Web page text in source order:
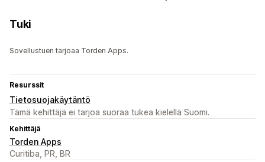
Tuki
Sovellustuen tarjoaa Torden Apps.
Resurssit
Tietosuojakäytäntö
Tämä kehittäjä ei tarjoa suoraa tukea kielellä Suomi.
Kehittäjä
Torden Apps
Curitiba, PR, BR